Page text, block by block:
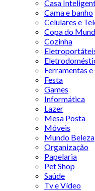
Casa
Cama e banho
Celulares e
Copa do
Cozinha
Ferramentas
Festa
Games
Informática
Lazer
Mesa Posta
Móveis
Mundo Beleza
Organização
Papelaria
Pet Shop
Saúde
Tv e Vídeo